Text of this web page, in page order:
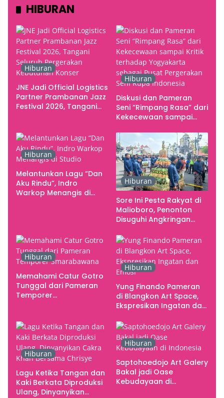
HIBURAN
Hiburan
JNE Jadi Official Logistics
Partner Prambanan Jazz
Festival 2026, Tangani
Hiburan
Diskusi dan Pameran
Seni “Rimpang Rasa” dari
Kekecewaan sampai
Yogyakarta sebagai
Pusat Pergerakan Seni
Rupa Indonesia
Hiburan
Melantunkan Lagu “Dan
Aku Rindu”, Indro
Warkop Menangis di
Hiburan
Sore Ini Pesta Rakyat di
Malioboro, Penonton
Disuguhi Angkringan
Hiburan
Memahami Catur Gotro
Tunggal dari Pameran
Temporer
Hiburan
Yung Finando Pameran
di Blangkon Art Space,
Ekspresikan Ingatan dan
Hiburan
Lagu Ketika Tangan dan
Kaki Berkata Diproduksi
Ulang, Dinyanyikan
Hiburan
Saptohoedojo Art Galery
Bakal jadi Oase
Kebudayaan di